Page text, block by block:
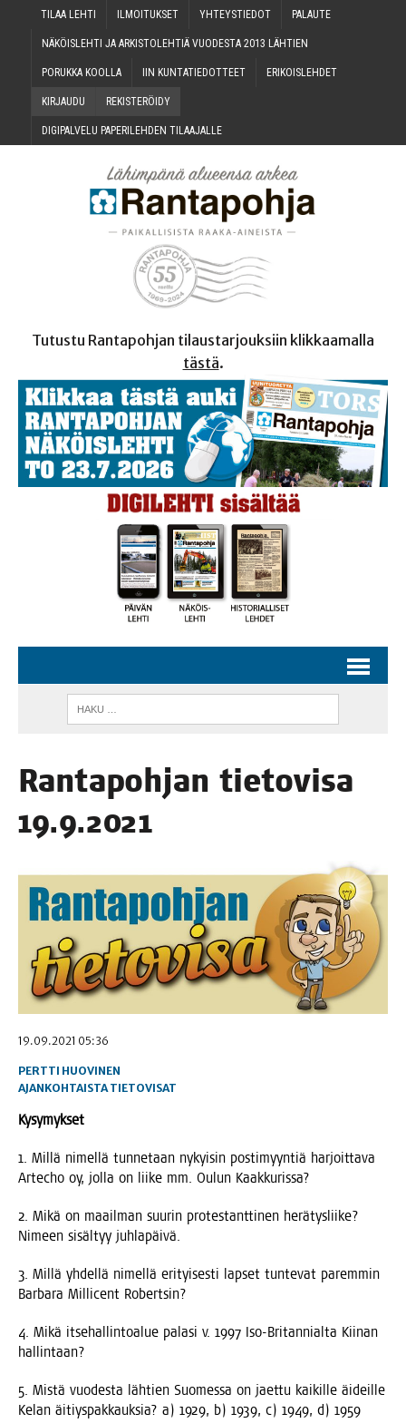
TILAA LEH­TI ILMOI­TUK­SET YHTEYS­TIE­DOT PALAU­TE
NÄKÖIS­LEH­TI JA ARKIS­TO­LEH­TIÄ VUO­DES­TA 2013 LÄHTIEN
PORUK­KA KOOLLA IIN KUN­TA­TIE­DOT­TEET ERI­KOIS­LEH­DET
KIR­JAU­DU REKIS­TE­RÖI­DY
DIGI­PAL­VE­LU PAPE­RI­LEH­DEN TILAAJALLE
Tutustu Rantapohjan tilaustarjouksiin klikkaamalla
tästä.
Ran­ta­poh­jan tie­to­vi­sa
19.9.2021
19.09.2021 05:36
PERTTI HUOVINEN
AJANKOHTAISTA TIETOVISAT
Kysy­myk­set
1. Mil­lä nimel­lä tun­ne­taan nykyi­sin pos­ti­myyn­tiä har­joit­ta­va
Artec­ho oy, jol­la on lii­ke mm. Oulun Kaakkurissa?
2. Mikä on maa­il­man suu­rin pro­tes­tant­ti­nen herä­tys­lii­ke?
Nimeen sisäl­tyy juhlapäivä.
3. Mil­lä yhdel­lä nimel­lä eri­tyi­ses­ti lap­set tun­te­vat parem­min
Bar­ba­ra Mil­licent Robertsin?
4. Mikä itse­hal­lin­toa­lue pala­si v. 1997 Iso-Bri­tan­nial­ta Kii­nan
hallintaan?
5. Mis­tä vuo­des­ta läh­tien Suo­mes­sa on jaet­tu kai­kil­le äideil­le
Kelan äitiys­pak­kauk­sia? a) 1929, b) 1939, c) 1949, d) 1959